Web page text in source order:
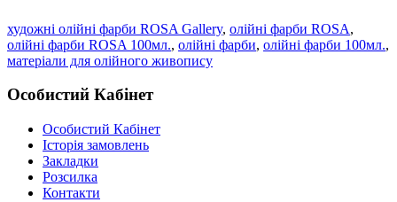
художні олійні фарби ROSA Gallery, олійні фарби ROSA,
олійні фарби ROSA 100мл., олійні фарби, олійні фарби 100мл.,
матеріали для олійного живопису
Особистий Кабінет
Особистий Кабінет
Історія замовлень
Закладки
Розсилка
Контакти